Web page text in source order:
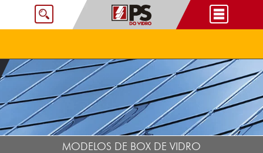
MODELOS DE BOX DE VIDRO